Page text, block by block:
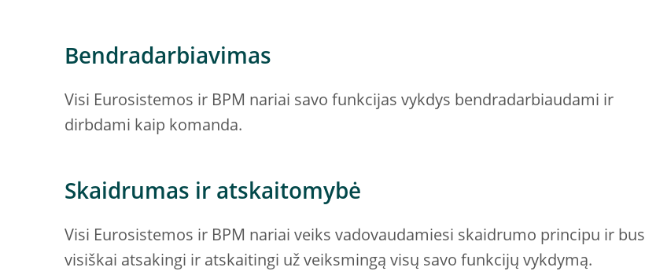
Bendradarbiavimas
Visi Eurosistemos ir BPM nariai savo funkcijas vykdys bendradarbiaudami ir
dirbdami kaip komanda.
Skaidrumas ir atskaitomybė
Visi Eurosistemos ir BPM nariai veiks vadovaudamiesi skaidrumo principu ir bus
visiškai atsakingi ir atskaitingi už veiksmingą visų savo funkcijų vykdymą.